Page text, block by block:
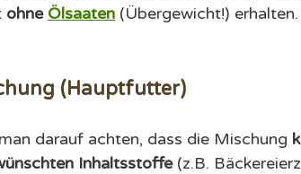
ohne Ölsaaten (Übergewicht!) erhalten.
(Hauptfutter)
darauf achten, dass die Mischung
Inhaltsstoffe(z.B.